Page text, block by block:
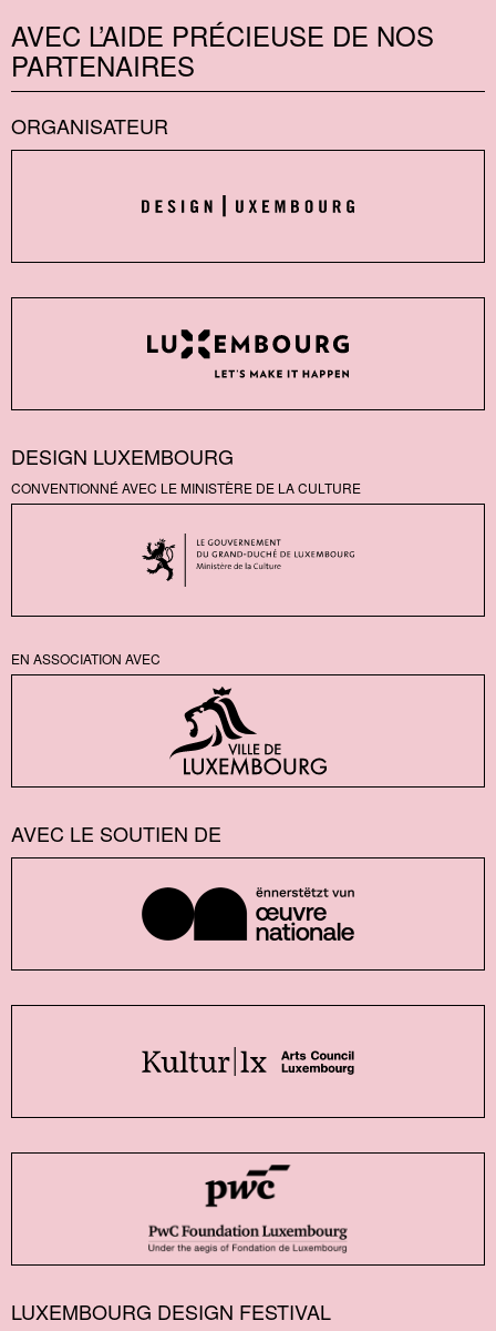
AVEC L’AIDE PRÉCIEUSE DE NOS
PARTENAIRES
ORGANISATEUR
DESIGN LUXEMBOURG
CONVENTIONNÉ AVEC LE MINISTÈRE DE LA CULTURE
EN ASSOCIATION AVEC
AVEC LE SOUTIEN DE
LUXEMBOURG DESIGN FESTIVAL